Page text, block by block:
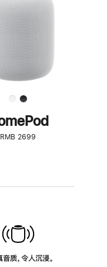
了
解
HomePod<
RMB 2699
质，令人沉浸。